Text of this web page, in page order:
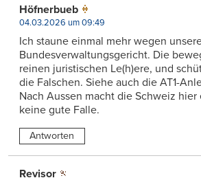
Höfnerbueb
04.03.2026 um 09:49
Ich staune einmal mehr wegen
Bundesverwaltungsgericht. Die
reinen juristischen Le(h)ere, und
die Falschen. Siehe auch die AT1-
Nach Aussen macht die Schweiz hier
keine gute Falle.
Antworten
Revisor